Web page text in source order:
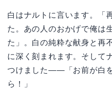
白はナルトに言います。「
た。あの人のおかげで俺は
た」。白の純粋な献身と再
に深く刻まれます。そして
つけました——「お前が白
ら！」